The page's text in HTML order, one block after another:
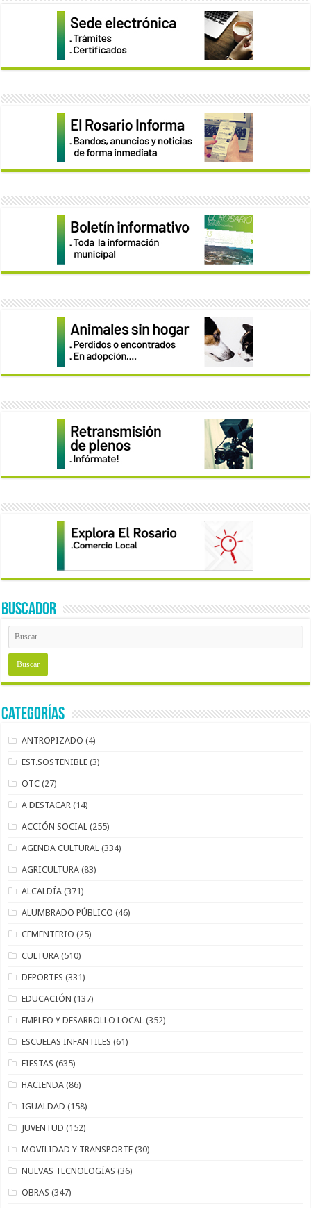
BUSCADOR
Categorías
ANTROPIZADO (4)
EST.SOSTENIBLE (3)
OTC (27)
A DESTACAR (14)
ACCIÓN SOCIAL (255)
AGENDA CULTURAL (334)
AGRICULTURA (83)
ALCALDÍA (371)
ALUMBRADO PÚBLICO (46)
CEMENTERIO (25)
CULTURA (510)
DEPORTES (331)
EDUCACIÓN (137)
EMPLEO Y DESARROLLO LOCAL (352)
ESCUELAS INFANTILES (61)
FIESTAS (635)
HACIENDA (86)
IGUALDAD (158)
JUVENTUD (152)
MOVILIDAD Y TRANSPORTE (30)
NUEVAS TECNOLOGÍAS (36)
OBRAS (347)